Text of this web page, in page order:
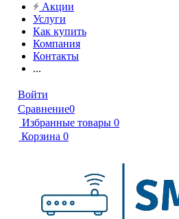
Акции
Услуги
Как купить
Компания
Контакты
...
Войти
Сравнение0
Избранные товары 0
Корзина 0